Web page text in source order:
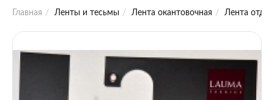
Главная Ленты и тесьмы Лента окантовочная Лента